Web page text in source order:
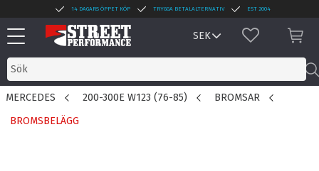
Meny
14 DAGARS ÖPPET KÖP TRYGGA BETALALTERNATIV EST 2004
FAVORITER
MERCEDES 200-300E W123 (76-85)
BROMSAR
BROMSBELÄGG